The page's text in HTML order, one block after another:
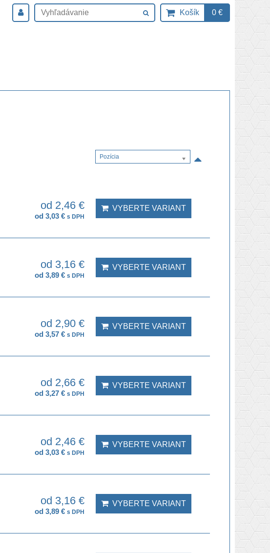
Košík 0 €
Pozícia
od 2,46 €
od 3,03 € s DPH
VYBERTE VARIANT
od 3,16 €
od 3,89 € s DPH
VYBERTE VARIANT
od 2,90 €
od 3,57 € s DPH
VYBERTE VARIANT
od 2,66 €
od 3,27 € s DPH
VYBERTE VARIANT
od 2,46 €
od 3,03 € s DPH
VYBERTE VARIANT
od 3,16 €
od 3,89 € s DPH
VYBERTE VARIANT